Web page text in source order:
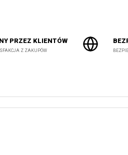
PRZEZ KLIENTÓW
Z ZAKUPÓW